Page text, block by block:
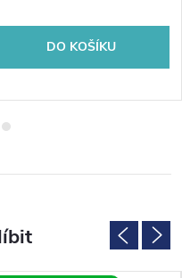
DO KOŠÍKU